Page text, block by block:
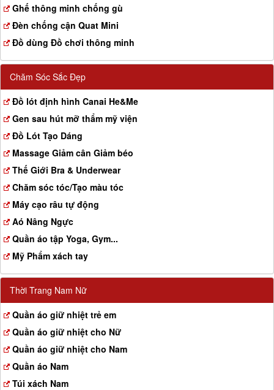
Ghế thông minh chống gù
Đèn chống cận Quat Mini
Đồ dùng Đồ chơi thông minh
Chăm Sóc Sắc Đẹp
Đồ lót định hình Canai He&Me
Gen sau hút mỡ thẩm mỹ viện
Đồ Lót Tạo Dáng
Massage Giảm cân Giảm béo
Thế Giới Bra & Underwear
Chăm sóc tóc/Tạo màu tóc
Máy cạo râu tự động
Aó Nâng Ngực
Quần áo tập Yoga, Gym...
Mỹ Phẩm xách tay
Thời Trang Nam Nữ
Quần áo giữ nhiệt trẻ em
Quần áo giữ nhiệt cho Nữ
Quần áo giữ nhiệt cho Nam
Quần áo Nam
Túi xách Nam